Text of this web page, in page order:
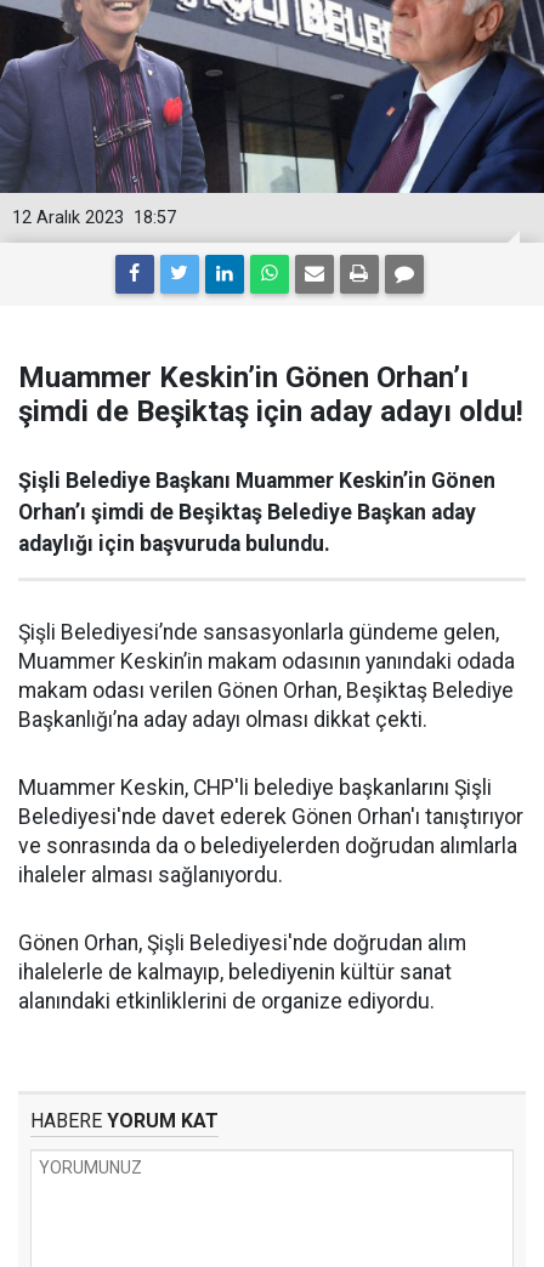
18:57
12 Aralık 2023
Muammer Keskin’in Gönen Orhan’ı
şimdi de Beşiktaş için aday adayı oldu!
Şişli Belediye Başkanı Muammer Keskin’in Gönen
Orhan’ı şimdi de Beşiktaş Belediye Başkan aday
adaylığı için başvuruda bulundu.
Şişli Belediyesi’nde sansasyonlarla gündeme gelen,
Muammer Keskin’in makam odasının yanındaki odada
makam odası verilen Gönen Orhan, Beşiktaş Belediye
Başkanlığı’na aday adayı olması dikkat çekti.
Muammer Keskin, CHP'li belediye başkanlarını Şişli
Belediyesi'nde davet ederek Gönen Orhan'ı tanıştırıyor
ve sonrasında da o belediyelerden doğrudan alımlarla
ihaleler alması sağlanıyordu.
Gönen Orhan, Şişli Belediyesi'nde doğrudan alım
ihalelerle de kalmayıp, belediyenin kültür sanat
alanındaki etkinliklerini de organize ediyordu.
HABERE YORUM KAT